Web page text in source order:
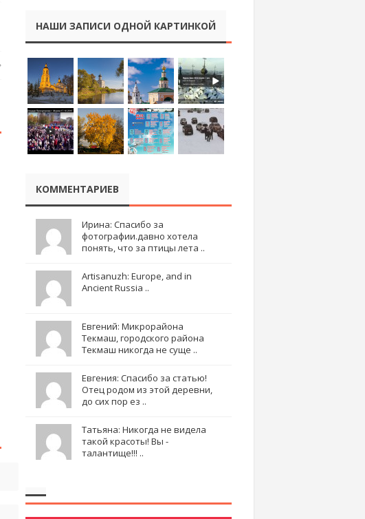
НАШИ ЗАПИСИ ОДНОЙ КАРТИНКОЙ
КОММЕНТАРИЕВ
Ирина: Спасибо за
фотографии.давно хотела
понять, что за птицы лета ..
Artisanuzh: Europe, and in
Ancient Russia ..
Евгений: Микрорайона
Текмаш, городского района
Текмаш никогда не суще ..
Евгения: Спасибо за статью!
Отец родом из этой деревни,
до сих пор ез ..
Татьяна: Никогда не видела
такой красоты! Вы -
талантище!!! ..